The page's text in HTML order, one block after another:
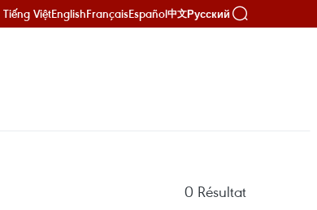
Tiếng ViệtEnglishFrançaisEspañol中文Русский
0 Résultat